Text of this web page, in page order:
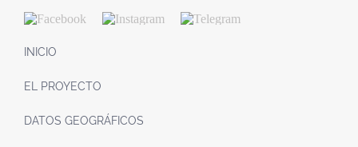
INICIO
EL PROYECTO
DATOS GEOGRÁFICOS